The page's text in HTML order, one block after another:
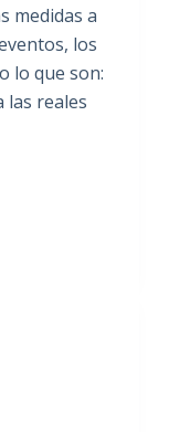
medidas a
los
lo que son:
las reales